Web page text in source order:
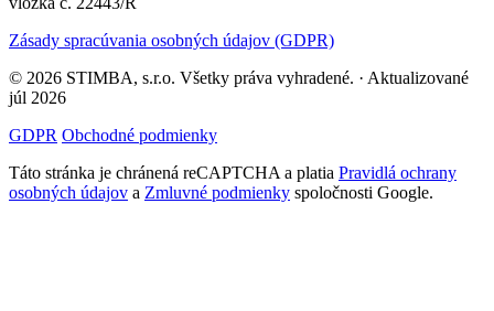
Zásady spracúvania osobných údajov (GDPR)
© 2026 STIMBA, s.r.o. Všetky práva vyhradené. · Aktualizované
júl 2026
GDPR Obchodné podmienky
Táto stránka je chránená reCAPTCHA a platia Pravidlá ochrany
osobných údajov a Zmluvné podmienky spoločnosti Google.